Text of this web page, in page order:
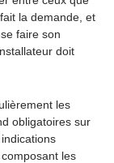
la demande, et
faire son
doit
les
obligatoires sur
les